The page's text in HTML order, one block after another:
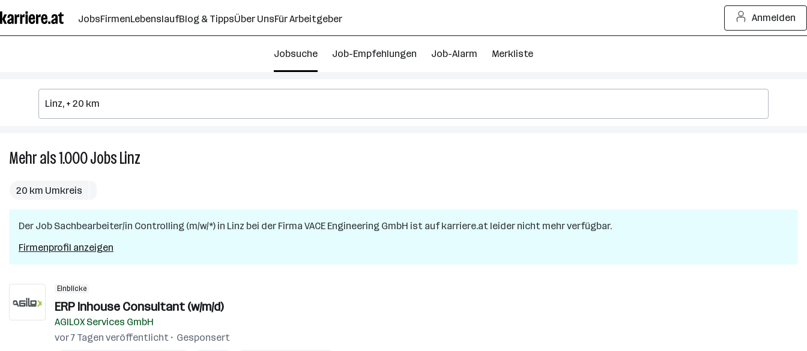
Seiteninhalt
springen
JobsFirmenLebenslaufBlog & TippsÜber UnsFür Arbeitgeber Anmelden
Jobsuche Job-Empfehlungen Job-Alarm Merkliste
Mehr als 1.000JobsLinz
in
Linz
20 km Umkreis
Der Job Sachbearbeiter/in Controlling (m/w/*) in Linz bei der Firma VACE Engineering GmbH ist auf karriere.at leider nicht mehr verfügbar.
Firmenprofil anzeigen
Einblicke
ERP Inhouse Consultant (w/m/d)
AGILOX Services GmbH
vor 7 Tagen veröffentlicht
Gesponsert